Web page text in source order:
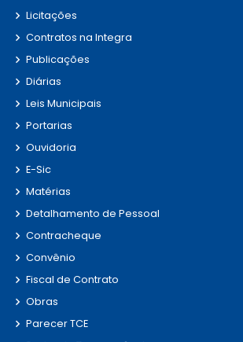
Licitações
Contratos na Integra
Publicações
Diárias
Leis Municipais
Portarias
Ouvidoria
E-Sic
Matérias
Detalhamento de Pessoal
Contracheque
Convênio
Fiscal de Contrato
Obras
Parecer TCE